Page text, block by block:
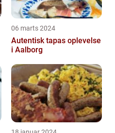
06 marts 2024
Autentisk tapas oplevelse
i Aalborg